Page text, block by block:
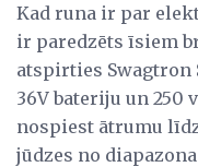
Kad runa ir par
ir paredzēts īsiem
atspirties Swagtron
36V bateriju un 250
nospiest ātrumu
jūdzes no